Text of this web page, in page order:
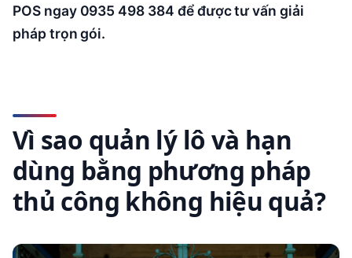
POS ngay 0935 498 384 để được tư vấn giải
pháp trọn gói.
Vì sao quản lý lô và hạn
dùng bằng phương pháp
thủ công không hiệu quả?